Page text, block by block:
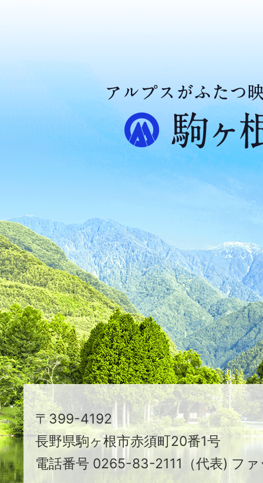
ア
ル
プ
ス
が
た
つ
映
え
る
ま
ち
駒
ヶ
根
市
〒399-4192
長野県駒ヶ根市赤須町20番1号
電話番号 0265-83-2111（代表) フ